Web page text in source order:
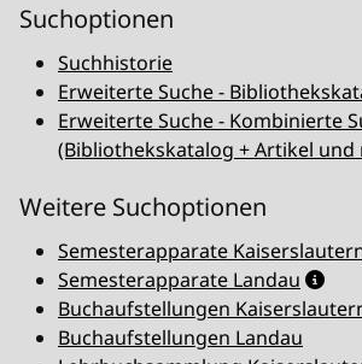
Suchoptionen
Suchhistorie
Erweiterte Suche -
Erweiterte Suche - Kombinierte
(Bibliothekskatalog + Artikel und
Weitere Suchoptionen
Semesterapparate
Semesterapparate Landau
Buchaufstellungen
Buchaufstellungen Landau